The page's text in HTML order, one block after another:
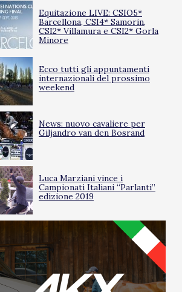
Equitazione LIVE: CSIO5*
Barcellona, CSI4* Samorin,
CSI2* Villamura e CSI2* Gorla
Minore
Ecco tutti gli appuntamenti
internazionali del prossimo
weekend
News: nuovo cavaliere per
Giljandro van den Bosrand
Luca Marziani vince i
Campionati Italiani “Parlanti”
edizione 2019